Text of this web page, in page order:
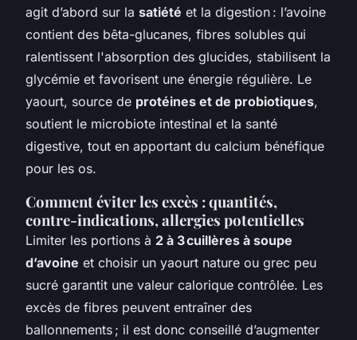
agit d’abord sur la satiété et la digestion : l’avoine
contient des bêta-glucanes, fibres solubles qui
ralentissent l'absorption des glucides, stabilisent la
glycémie et favorisent une énergie régulière. Le
yaourt, source de protéines et de probiotiques,
soutient le microbiote intestinal et la santé
digestive, tout en apportant du calcium bénéfique
pour les os.
Comment éviter les excès : quantités,
contre-indications, allergies potentielles
Limiter les portions à 2 à 3 cuillères à soupe
d’avoine et choisir un yaourt nature ou grec peu
sucré garantit une valeur calorique contrôlée. Les
excès de fibres peuvent entraîner des
ballonnements ; il est donc conseillé d’augmenter